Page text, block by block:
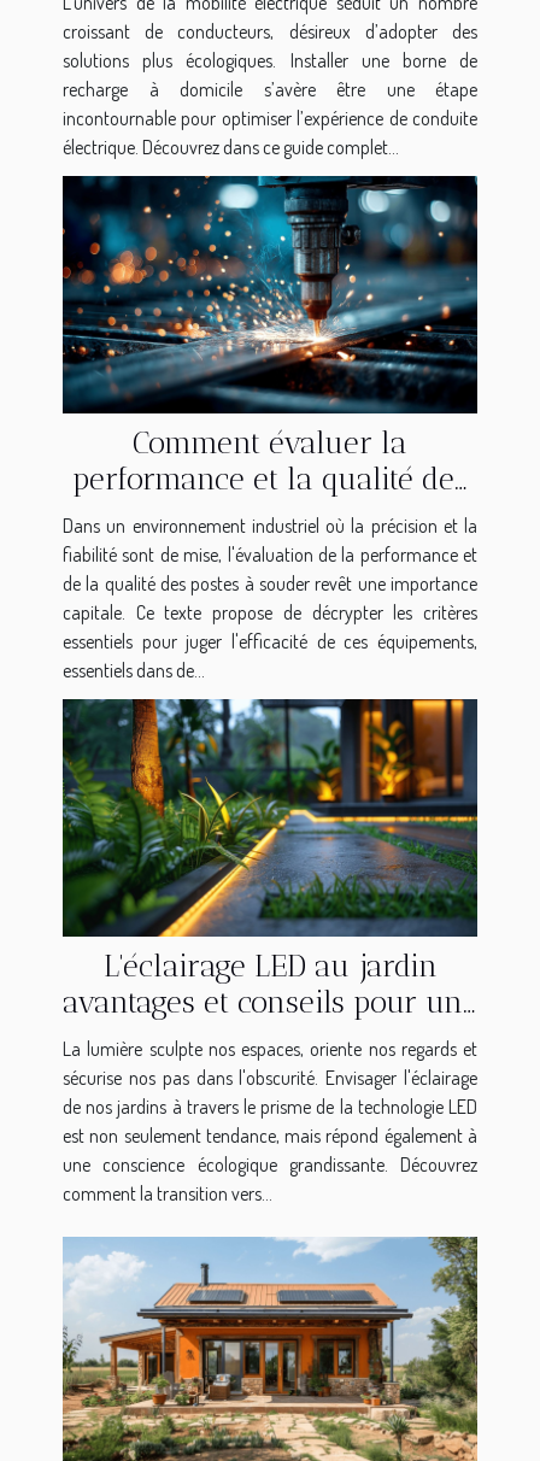
croissant de conducteurs, désireux d’adopter des
solutions plus écologiques. Installer une borne de
recharge à domicile s’avère être une étape
incontournable pour optimiser l’expérience de conduite
électrique. Découvrez dans ce guide complet...
Comment évaluer la
performance et la qualité des
postes à souder
Dans un environnement industriel où la précision et la
fiabilité sont de mise, l'évaluation de la performance et
de la qualité des postes à souder revêt une importance
capitale. Ce texte propose de décrypter les critères
essentiels pour juger l'efficacité de ces équipements,
essentiels dans de...
L'éclairage LED au jardin
avantages et conseils pour une
transition énergétique
La lumière sculpte nos espaces, oriente nos regards et
sécurise nos pas dans l'obscurité. Envisager l'éclairage
de nos jardins à travers le prisme de la technologie LED
est non seulement tendance, mais répond également à
une conscience écologique grandissante. Découvrez
comment la transition vers...